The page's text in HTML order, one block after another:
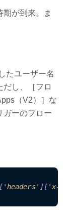
が到来。ま
たユーザー名
だし、［フロ
（V2）］な
ガーのフロー
[ 'headers' ][ 'x-